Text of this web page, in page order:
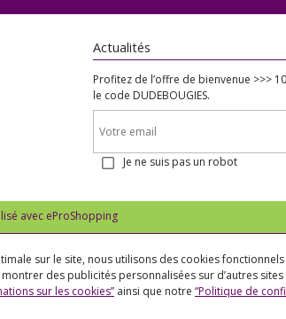
Actualités
Profitez de l’offre de bienvenue >>>
le code DUDEBOUGIES.
Je ne suis pas un robot
avec eProShopping
sur le site, nous utilisons des cookies
des publicités personnalisées sur d’autres
sur les cookies” ainsi que notre “Politique de